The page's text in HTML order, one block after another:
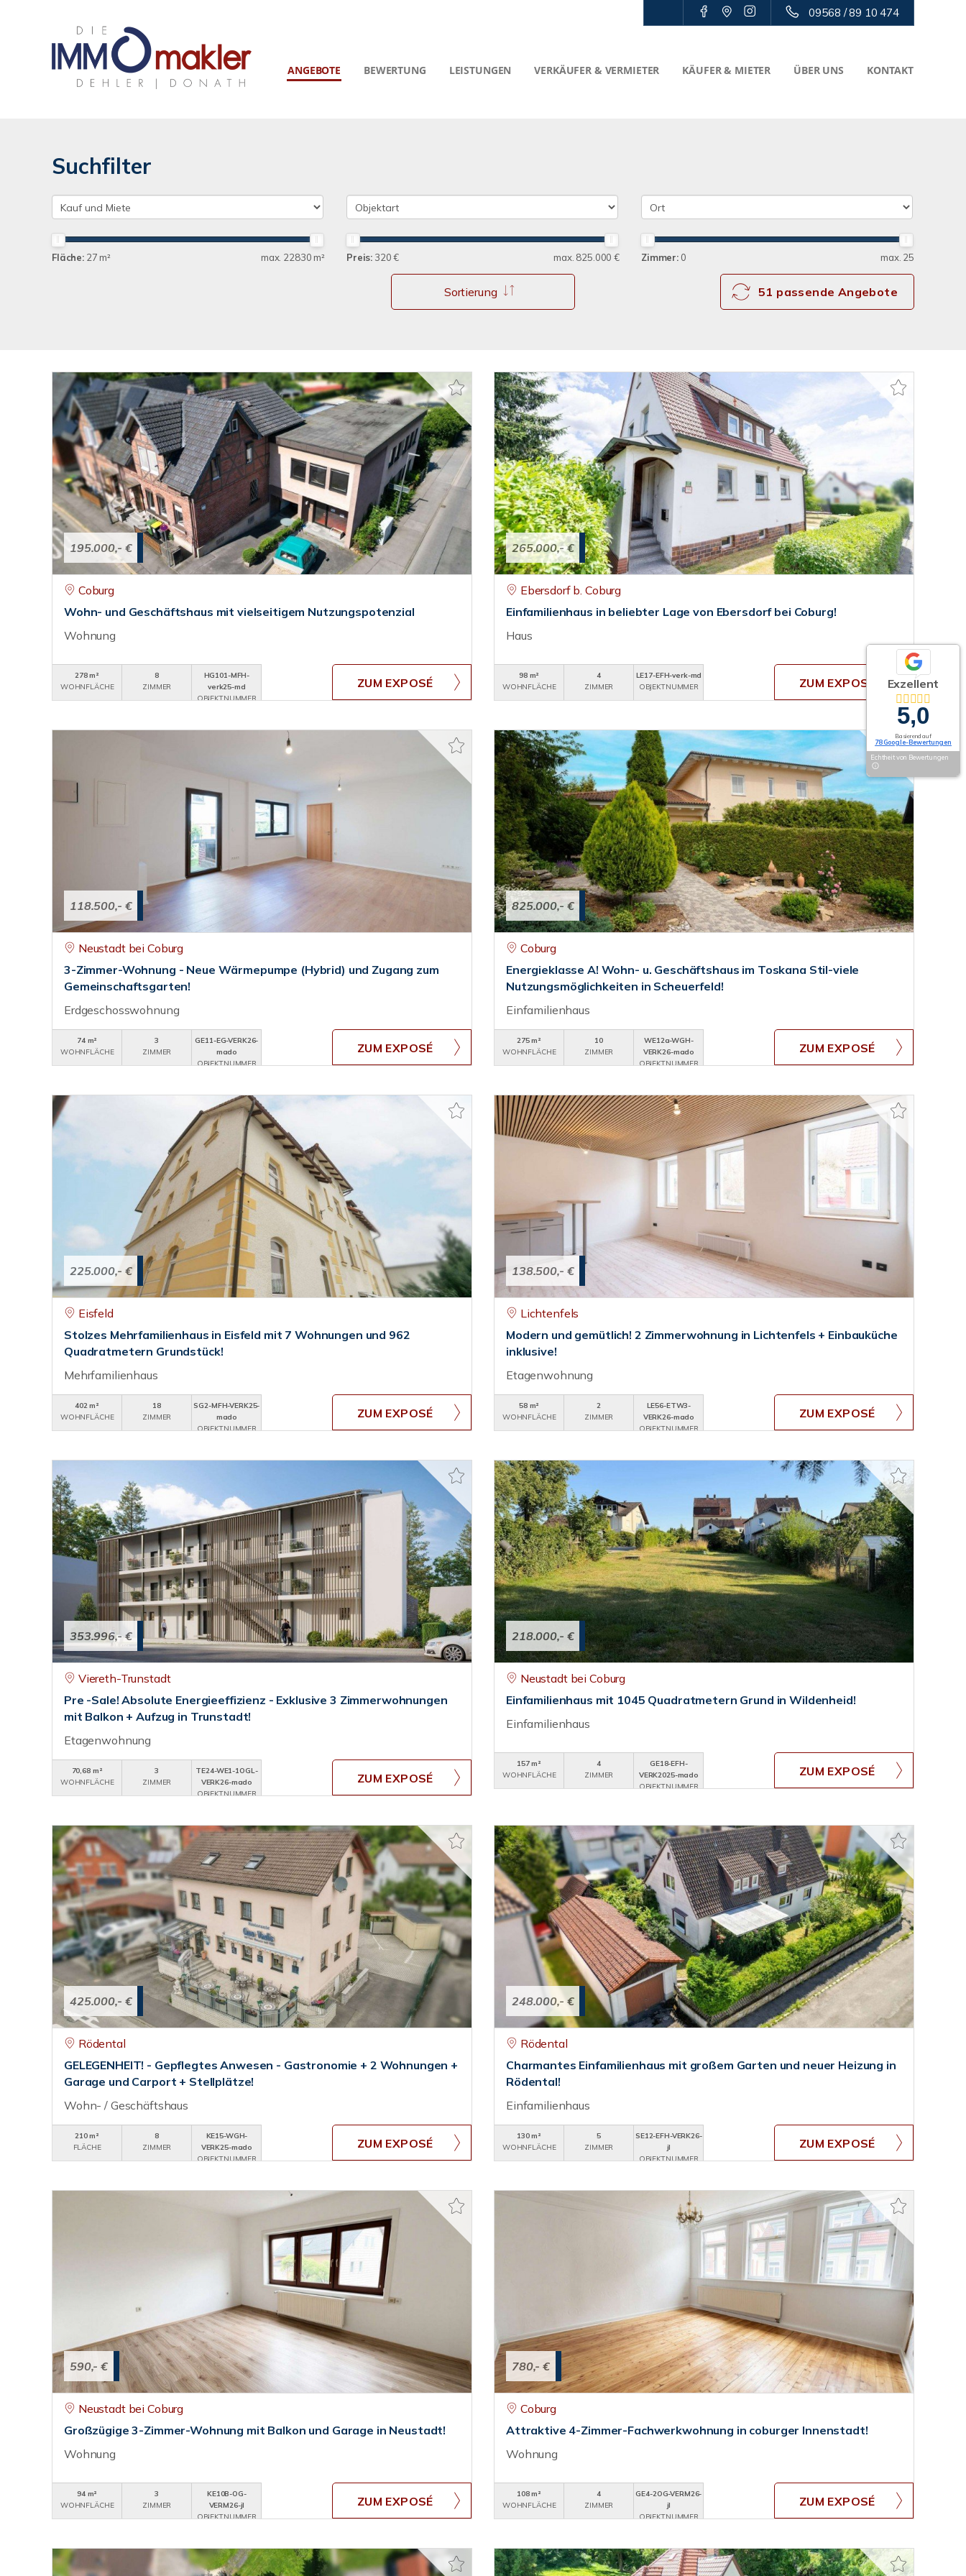
09568 / 89 10 474
ANGEBOTE BEWERTUNG LEISTUNGEN VERKÄUFER & VERMIETER KÄUFER & MIETER ÜBER UNS KONTAKT
Suchfilter
Fläche: 27 m² max. 22830 m² Preis: 320 € max. 825.000 € Zimmer: 0 max. 25
Sortierung 51 passende Angebote
195.000,- €
Coburg
Wohn- und Geschäftshaus mit vielseitigem Nutzungspotenzial
Wohnung
278 m²
WOHNFLÄCHE
8
ZIMMER
HG101-MFH-
verk25-md
OBJEKTNUMMER
ZUM EXPOSÉ
265.000,- €
Ebersdorf b. Coburg
Einfamilienhaus in beliebter Lage von Ebersdorf bei Coburg!
Haus
98 m²
WOHNFLÄCHE
4
ZIMMER
LE17-EFH-verk-md
OBJEKTNUMMER
ZUM EXPOSÉ
118.500,- €
Neustadt bei Coburg
3-Zimmer-Wohnung - Neue Wärmepumpe (Hybrid) und Zugang zum
Gemeinschaftsgarten!
Erdgeschosswohnung
74 m²
WOHNFLÄCHE
3
ZIMMER
GE11-EG-VERK26-
mado
OBJEKTNUMMER
ZUM EXPOSÉ
825.000,- €
Coburg
Energieklasse A! Wohn- u. Geschäftshaus im Toskana Stil-viele
Nutzungsmöglichkeiten in Scheuerfeld!
Einfamilienhaus
275 m²
WOHNFLÄCHE
10
ZIMMER
WE12a-WGH-
VERK26-mado
OBJEKTNUMMER
ZUM EXPOSÉ
225.000,- €
Eisfeld
Stolzes Mehrfamilienhaus in Eisfeld mit 7 Wohnungen und 962
Quadratmetern Grundstück!
Mehrfamilienhaus
402 m²
WOHNFLÄCHE
18
ZIMMER
SG2-MFH-VERK25-
mado
OBJEKTNUMMER
ZUM EXPOSÉ
138.500,- €
Lichtenfels
Modern und gemütlich! 2 Zimmerwohnung in Lichtenfels + Einbauküche
inklusive!
Etagenwohnung
58 m²
WOHNFLÄCHE
2
ZIMMER
LE56-ETW3-
VERK26-mado
OBJEKTNUMMER
ZUM EXPOSÉ
353.996,- €
Viereth-Trunstadt
Pre -Sale! Absolute Energieeffizienz - Exklusive 3 Zimmerwohnungen
mit Balkon + Aufzug in Trunstadt!
Etagenwohnung
70,68 m²
WOHNFLÄCHE
3
ZIMMER
TE24-WE1-1OGL-
VERK26-mado
OBJEKTNUMMER
ZUM EXPOSÉ
218.000,- €
Neustadt bei Coburg
Einfamilienhaus mit 1045 Quadratmetern Grund in Wildenheid!
Einfamilienhaus
157 m²
WOHNFLÄCHE
4
ZIMMER
GE18-EFH-
VERK2025-mado
OBJEKTNUMMER
ZUM EXPOSÉ
425.000,- €
Rödental
GELEGENHEIT! - Gepflegtes Anwesen - Gastronomie + 2 Wohnungen +
Garage und Carport + Stellplätze!
Wohn- / Geschäftshaus
210 m²
FLÄCHE
8
ZIMMER
KE15-WGH-
VERK25-mado
OBJEKTNUMMER
ZUM EXPOSÉ
248.000,- €
Rödental
Charmantes Einfamilienhaus mit großem Garten und neuer Heizung in
Rödental!
Einfamilienhaus
130 m²
WOHNFLÄCHE
5
ZIMMER
SE12-EFH-VERK26-
jl
OBJEKTNUMMER
ZUM EXPOSÉ
590,- €
Neustadt bei Coburg
Großzügige 3-Zimmer-Wohnung mit Balkon und Garage in Neustadt!
Wohnung
94 m²
WOHNFLÄCHE
3
ZIMMER
KE10B-OG-
VERM26-jl
OBJEKTNUMMER
ZUM EXPOSÉ
780,- €
Coburg
Attraktive 4-Zimmer-Fachwerkwohnung in coburger Innenstadt!
Wohnung
108 m²
WOHNFLÄCHE
4
ZIMMER
GE4-2OG-VERM26-
jl
OBJEKTNUMMER
ZUM EXPOSÉ
Exzellent
5,0
Basierend auf
78 Google-Bewertungen
Echtheit von Bewertungen